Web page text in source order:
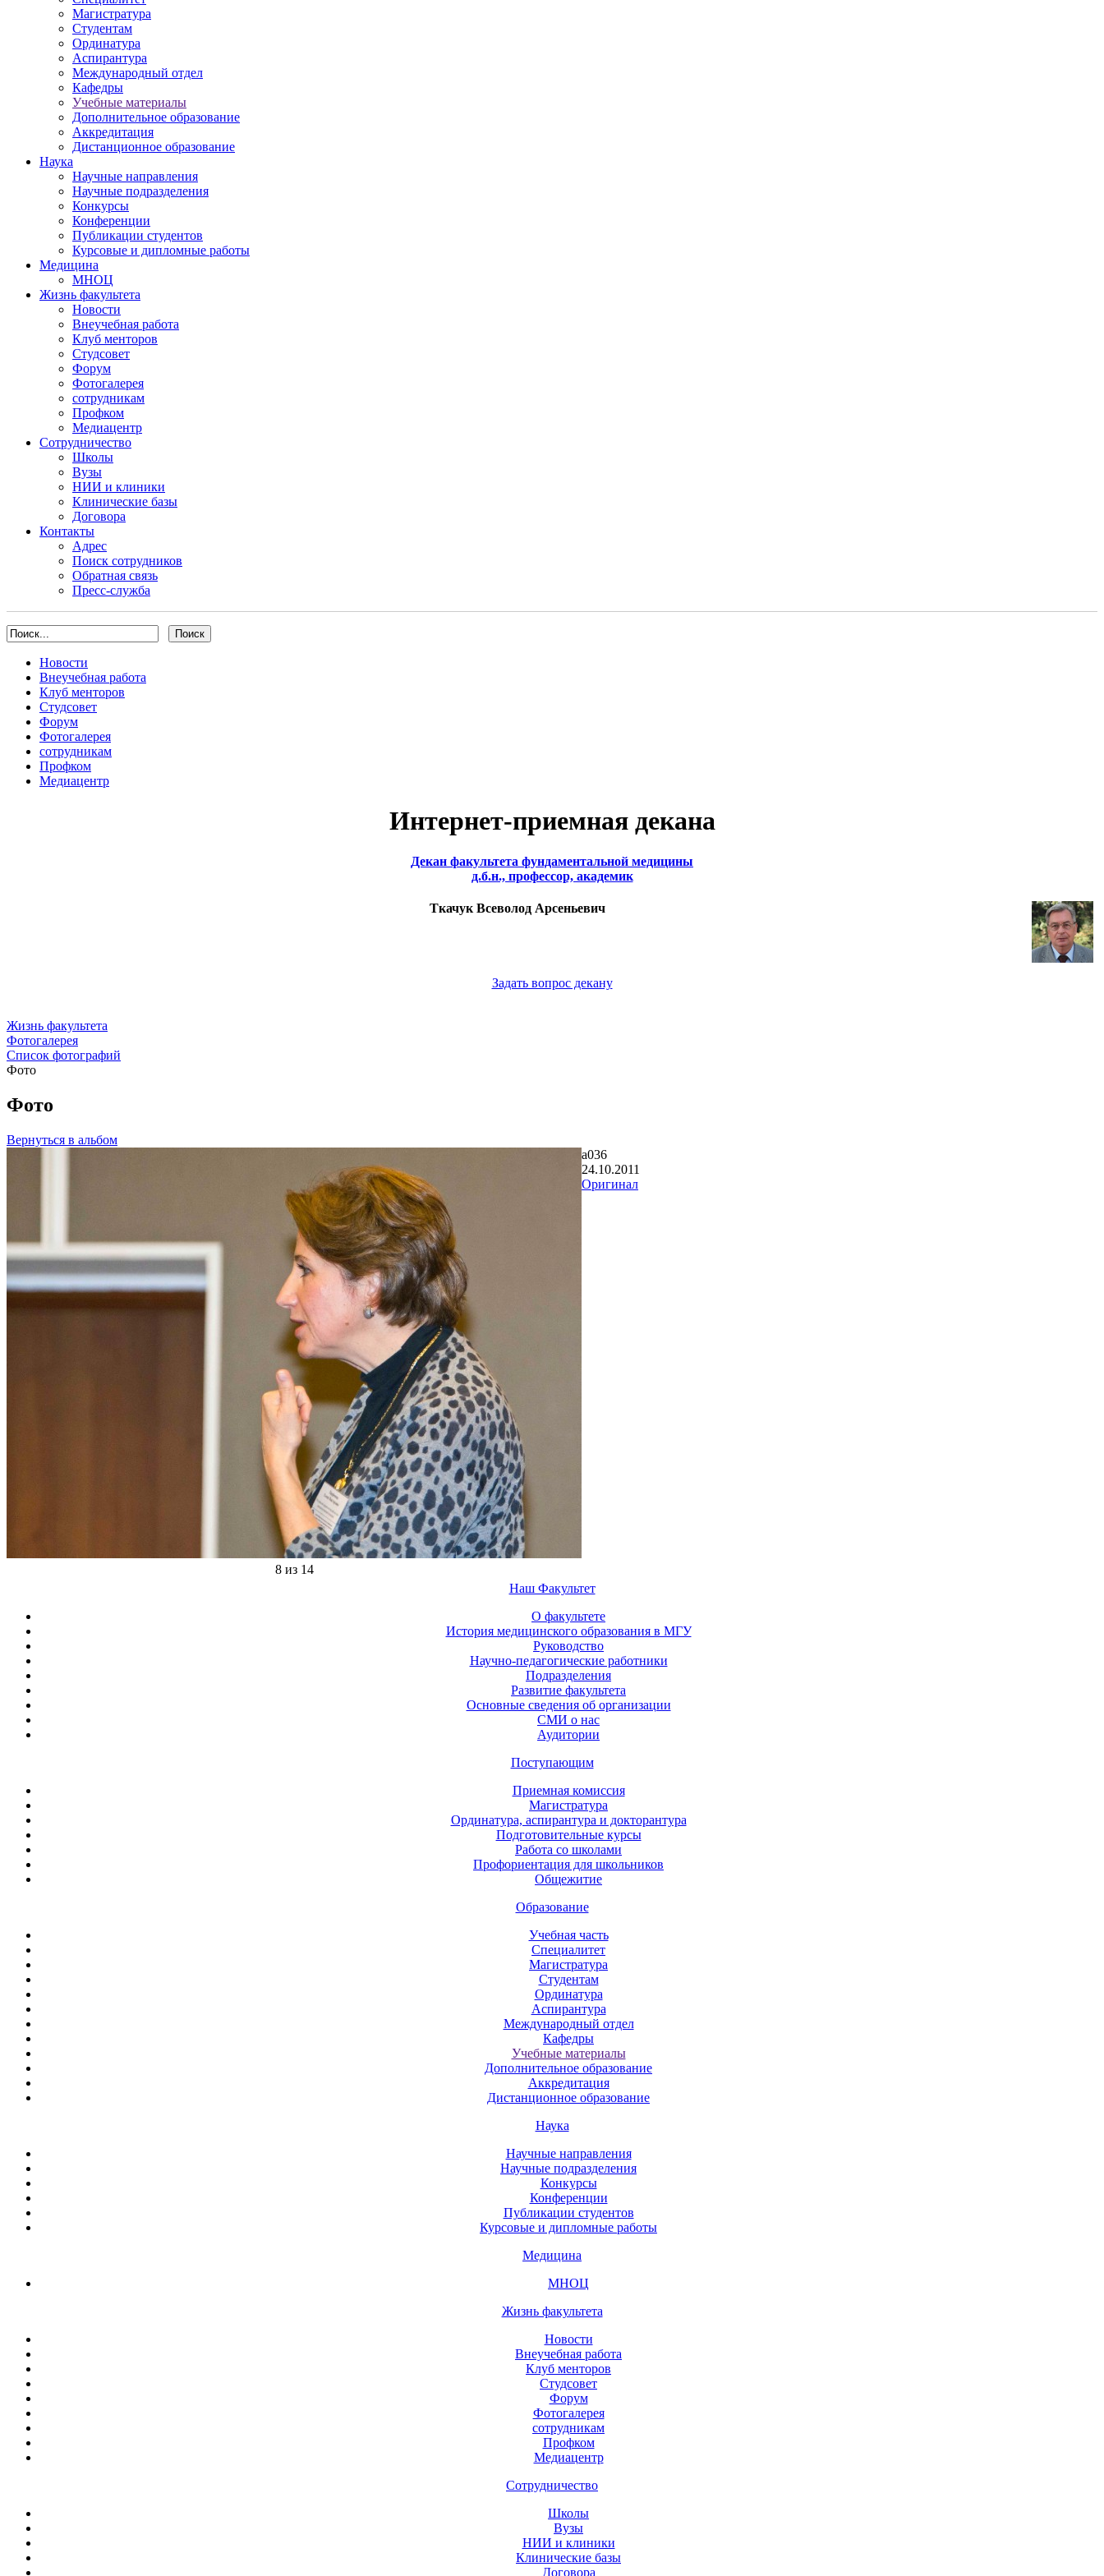
Магистратура
Студентам
Ординатура
Аспирантура
Международный отдел
Кафедры
Учебные материалы
Дополнительное образование
Аккредитация
Дистанционное образование
Наука
Научные направления
Научные подразделения
Конкурсы
Конференции
Публикации студентов
Курсовые и дипломные работы
Медицина
МНОЦ
Жизнь факультета
Новости
Внеучебная работа
Клуб менторов
Студсовет
Форум
Фотогалерея
сотрудникам
Профком
Медиацентр
Сотрудничество
Школы
Вузы
НИИ и клиники
Клинические базы
Договора
Контакты
Адрес
Поиск сотрудников
Обратная связь
Пресс-служба
Новости
Внеучебная работа
Клуб менторов
Студсовет
Форум
Фотогалерея
сотрудникам
Профком
Медиацентр
Интернет-приемная декана
Декан факультета фундаментальной медицины
д.б.н., профессор, академик
Ткачук Всеволод Арсеньевич
Задать вопрос декану
Жизнь факультета
Фотогалерея
Список фотографий
Фото
Фото
Вернуться в альбом
8 из 14
a036
24.10.2011
Оригинал
Наш Факультет
О факультете
История медицинского образования в МГУ
Руководство
Научно-педагогические работники
Подразделения
Развитие факультета
Основные сведения об организации
СМИ о нас
Аудитории
Поступающим
Приемная комиссия
Магистратура
Ординатура, аспирантура и докторантура
Подготовительные курсы
Работа со школами
Профориентация для школьников
Общежитие
Образование
Учебная часть
Специалитет
Магистратура
Студентам
Ординатура
Аспирантура
Международный отдел
Кафедры
Учебные материалы
Дополнительное образование
Аккредитация
Дистанционное образование
Наука
Научные направления
Научные подразделения
Конкурсы
Конференции
Публикации студентов
Курсовые и дипломные работы
Медицина
МНОЦ
Жизнь факультета
Новости
Внеучебная работа
Клуб менторов
Студсовет
Форум
Фотогалерея
сотрудникам
Профком
Медиацентр
Сотрудничество
Школы
Вузы
НИИ и клиники
Клинические базы
Договора